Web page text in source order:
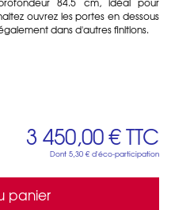
ouvrez les portes en dessous
dans d'autres finitions.
3 450,00 €TTC
Dont 5,30 € d'éco-participation
panier